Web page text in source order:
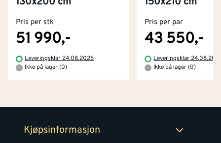
Pris per stk
51 990,-
Leveringsklar 24.08.2026
Ikke på lager (0)
Pris per par
43 550,-
Leveringsklar
Ikke på lager (0)
Kjøpsinformasjon
Kjøpsbetingelser
Retur- og angrerettsskjema
Tjenester
Montér Klubb
Om Montér
Byggevarehus og åpningstider
Prismatch